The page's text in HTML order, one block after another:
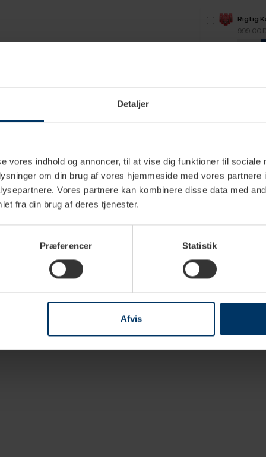
Detaljer
vores indhold og annoncer, til at vise dig funktioner til sociale
om din brug af vores hjemmeside med vores partnere
Vores partnere kan kombinere disse data med
fra din brug af deres tjenester.
Præferencer Statistik
Afvis
Rigtig
Intenso
999,00
799,95
Rigtig
specifikationer Download